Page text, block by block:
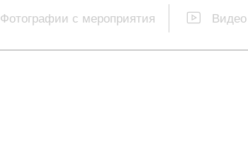
Фотографии с мероприятия